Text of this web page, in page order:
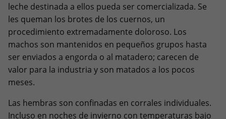
leche destinada a ellos pueda ser comercializada. Se
les queman los brotes de los cuernos, un
procedimiento extremadamente doloroso. Los
machos son mantenidos en pequeños grupos hasta
ser enviados a engorda o al matadero; carecen de
valor para la industria y son matados a los pocos
meses.
Las hembras son confinadas en corrales individuales.
Incluso en noches de invierno con temperaturas bajo